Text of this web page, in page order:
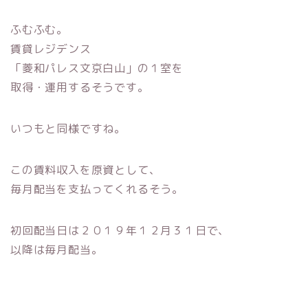
ふむふむ。
賃貸レジデンス
「菱和パレス文京白山」の１室を
取得・運用するそうです。
いつもと同様ですね。
この賃料収入を原資として、
毎月配当を支払ってくれるそう。
初回配当日は２０１９年１２月３１日で、
以降は毎月配当。